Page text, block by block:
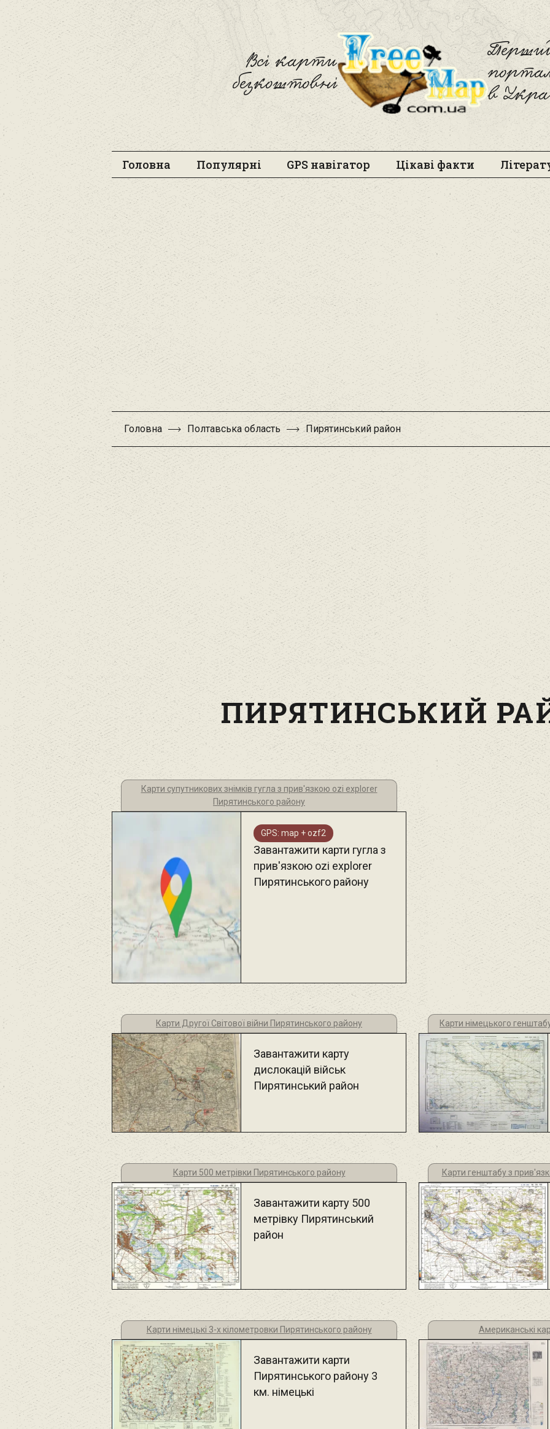
Всі карти
безкоштовні
Freemap
в
Головна Популярні GPS навігатор Цікаві факти
Головна Полтавська область Пирятинський район
ПИРЯТИНСЬКИЙ
Карти супутникових знімків гугла з прив'язкою ozi explorer
Пирятинського району
GPS: map + ozf2
Завантажити карти гугла з
прив'язкою ozi explorer
Пирятинського району
Карти Другої Світової війни Пирятинського району
Завантажити карту
дислокацій військ
Пирятинський район
Карти німецького
Карти 500 метрівки Пирятинського району
Завантажити карту 500
метрівку Пирятинський
район
Карти генштабу з
Карти німецькі 3-х кілометровки Пирятинського району
Завантажити карти
Пирятинського району 3
км. німецькі
Американські